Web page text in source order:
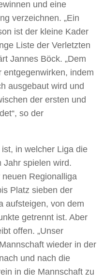
und eine
verzeichnen. „Ein
ist der kleine Kader
Liste der Verletzten
Jannes Böck. „Dem
indem
ausgebaut wird und
der ersten und
so der
in welcher Liga die
Jahr spielen wird.
Regionalliga
Platz sieben der
aufsteigen, von dem
getrennt ist. Aber
offen. „Unser
wieder in der
und nach die
in die Mannschaft zu